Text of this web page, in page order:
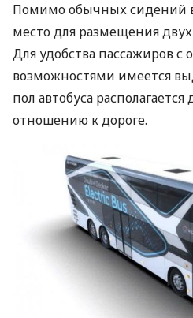
Помимо обычных сидений
место для размещения
Для удобства пассажиров
возможностями имеется
пол автобуса
отношению к дороге.